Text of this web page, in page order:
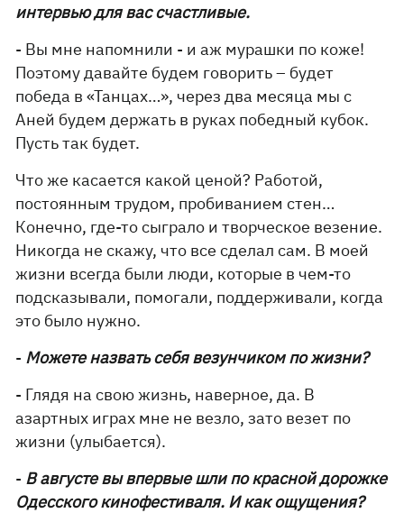
интервью для вас счастливые.
- Вы мне напомнили - и аж мурашки по коже!
Поэтому давайте будем говорить – будет
победа в «Танцах…», через два месяца мы с
Аней будем держать в руках победный кубок.
Пусть так будет.
Что же касается какой ценой? Работой,
постоянным трудом, пробиванием стен…
Конечно, где-то сыграло и творческое везение.
Никогда не скажу, что все сделал сам. В моей
жизни всегда были люди, которые в чем-то
подсказывали, помогали, поддерживали, когда
это было нужно.
- Можете назвать себя везунчиком по жизни?
- Глядя на свою жизнь, наверное, да. В
азартных играх мне не везло, зато везет по
жизни (улыбается).
- В августе вы впервые шли по красной дорожке
Одесского кинофестиваля. И как ощущения?